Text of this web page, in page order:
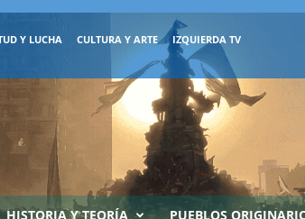
Y LUCHA CULTURA Y ARTE IZQUIERDA TV
HISTORIA Y TEORÍA PUEBLOS